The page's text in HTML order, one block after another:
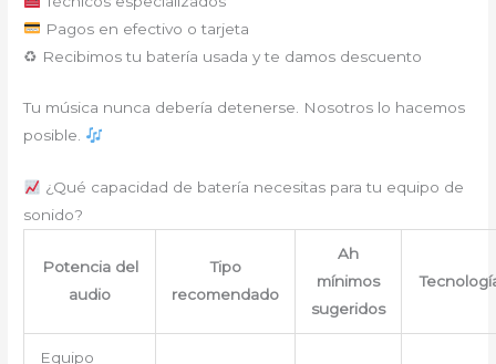
Pagos en efectivo o tarjeta
♻ Recibimos tu batería usada y te damos descuento
Tu música nunca debería detenerse. Nosotros lo hacemos
posible.
¿Qué capacidad de batería necesitas para tu equipo de
sonido?
Potencia del
audio
Tipo
recomendado
Ah
mínimos
sugeridos
Equipo